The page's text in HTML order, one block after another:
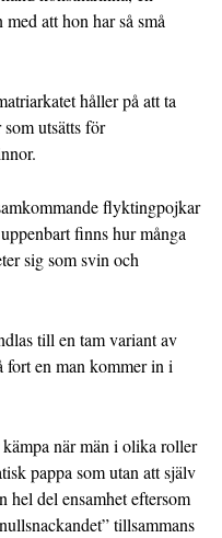
att hon har så små
håller på att ta
utsätts för
flyktingpojkar
finns hur många
sig som svin och
till en tam variant av
fort en man kommer in i
när män i olika roller
pappa som utan att själv
hel del ensamhet eftersom
tillsammans